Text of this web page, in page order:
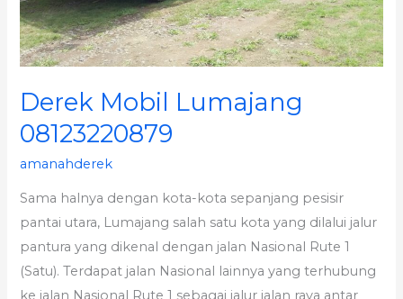
Derek Mobil Lumajang
08123220879
amanahderek
Sama halnya dengan kota-kota sepanjang pesisir
pantai utara, Lumajang salah satu kota yang dilalui jalur
pantura yang dikenal dengan jalan Nasional Rute 1
(Satu). Terdapat jalan Nasional lainnya yang terhubung
ke jalan Nasional Rute 1 sebagai jalur jalan raya antar